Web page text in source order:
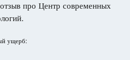
про Центр современных
ущерб: